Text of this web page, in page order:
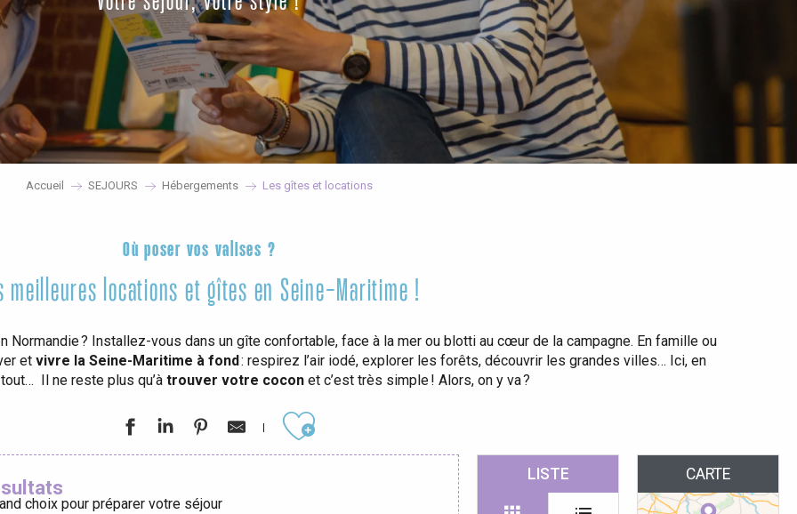
Accueil SEJOURS Hébergements Les gîtes et locations
Où poser vos valises ?
meilleures locations et gîtes en Seine-Maritime !
Normandie ? Installez-vous dans un gîte confortable, face à la mer ou blotti au cœur de la campagne. En famille ou
et vivre la Seine-Maritime à fond : respirez l’air iodé, explorer les forêts, découvrir les grandes villes… Ici, en
Il ne reste plus qu’à trouver votre coconet c’est très simple ! Alors, on y va ?
Ajouter aux favoris
choix pour préparer votre séjour
LISTE CARTE